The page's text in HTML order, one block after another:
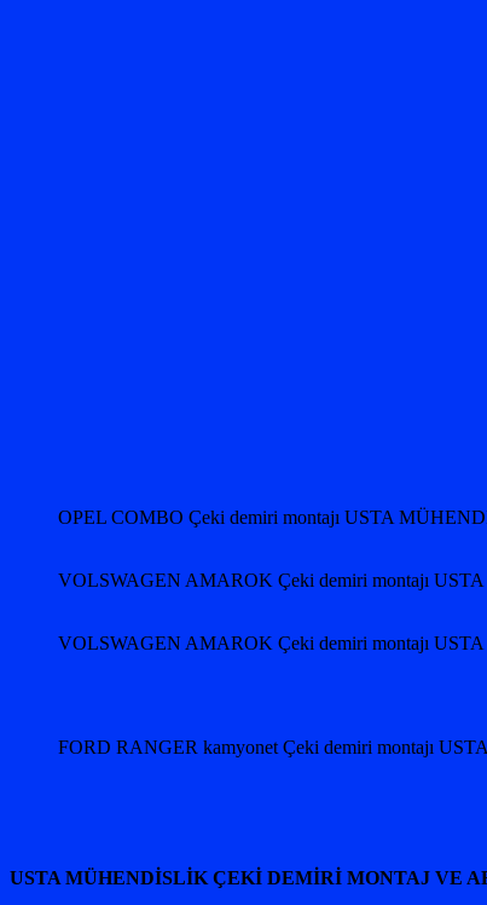
OPEL COMBO Çeki demiri montajı USTA
VOLSWAGEN AMAROK Çeki demiri montajı
VOLSWAGEN AMAROK Çeki demiri montajı
FORD RANGER kamyonet Çeki demiri montajı
USTA MÜHENDİSLİK ÇEKİ DEMİRİ MONTAJ VE